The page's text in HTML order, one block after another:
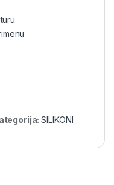
SILIKONI